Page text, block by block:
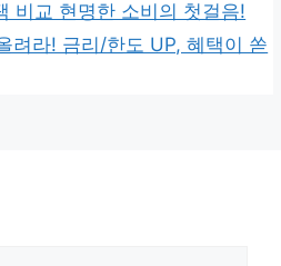
비교 현명한 소비의 첫걸음!
려라! 금리/한도 UP, 혜택이 쏟